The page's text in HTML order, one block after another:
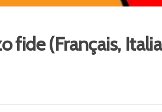
fide (Français,